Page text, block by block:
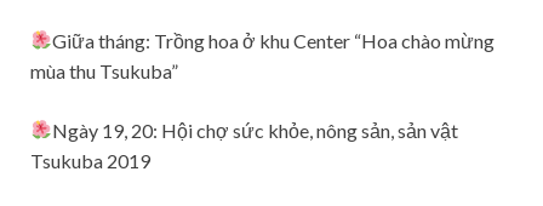
Giữa tháng: Trồng hoa ở khu Center “Hoa chào mừng
mùa thu Tsukuba”
Ngày 19, 20: Hội chợ sức khỏe, nông sản, sản vật
Tsukuba 2019